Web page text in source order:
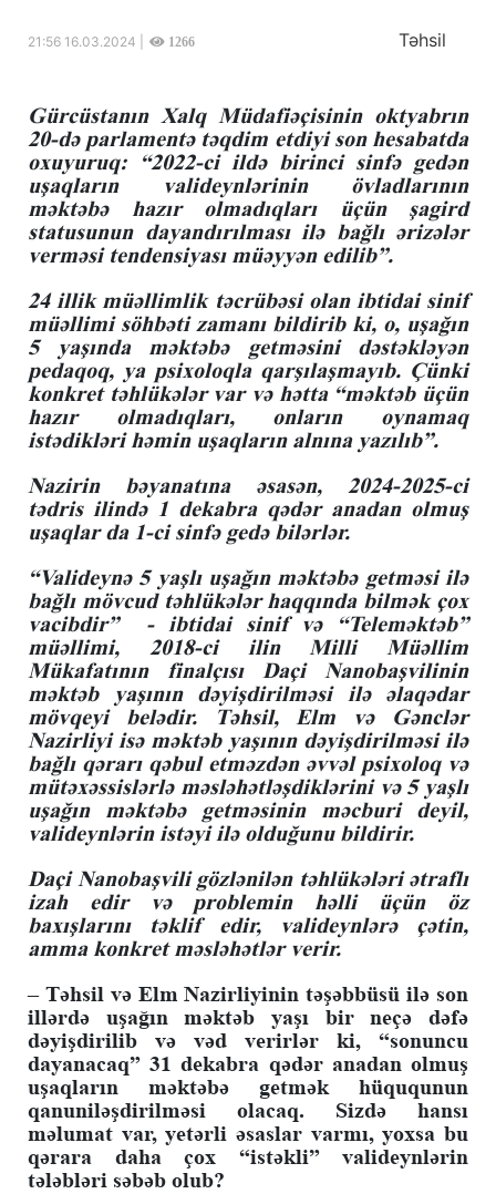
21:56 16.03.2024 | 1266 Təhsil
Gürcüstanın Xalq Müdafiəçisinin oktyabrın
20-də parlamentə təqdim etdiyi son hesabatda
oxuyuruq: “2022-ci ildə birinci sinfə gedən
uşaqların valideynlərinin övladlarının
məktəbə hazır olmadıqları üçün şagird
statusunun dayandırılması ilə bağlı ərizələr
verməsi tendensiyası müəyyən edilib”.
24 illik müəllimlik təcrübəsi olan ibtidai sinif
müəllimi söhbəti zamanı bildirib ki, o, uşağın
5 yaşında məktəbə getməsini dəstəkləyən
pedaqoq, ya psixoloqla qarşılaşmayıb. Çünki
konkret təhlükələr var və hətta “məktəb üçün
hazır olmadıqları, onların oynamaq
istədikləri həmin uşaqların alnına yazılıb”.
Nazirin bəyanatına əsasən, 2024-2025-ci
tədris ilində 1 dekabra qədər anadan olmuş
uşaqlar da 1-ci sinfə gedə bilərlər.
“Valideynə 5 yaşlı uşağın məktəbə getməsi ilə
bağlı mövcud təhlükələr haqqında bilmək çox
vacibdir” - ibtidai sinif və “Teleməktəb”
müəllimi, 2018-ci ilin Milli Müəllim
Mükafatının finalçısı Daçi Nanobaşvilinin
məktəb yaşının dəyişdirilməsi ilə əlaqədar
mövqeyi belədir. Təhsil, Elm və Gənclər
Nazirliyi isə məktəb yaşının dəyişdirilməsi ilə
bağlı qərarı qəbul etməzdən əvvəl psixoloq və
mütəxəssislərlə məsləhətləşdiklərini və 5 yaşlı
uşağın məktəbə getməsinin məcburi deyil,
valideynlərin istəyi ilə olduğunu bildirir.
Daçi Nanobaşvili gözlənilən təhlükələri ətraflı
izah edir və problemin həlli üçün öz
baxışlarını təklif edir, valideynlərə çətin,
amma konkret məsləhətlər verir.
– Təhsil və Elm Nazirliyinin təşəbbüsü ilə son
illərdə uşağın məktəb yaşı bir neçə dəfə
dəyişdirilib və vəd verirlər ki, “sonuncu
dayanacaq” 31 dekabra qədər anadan olmuş
uşaqların məktəbə getmək hüququnun
qanuniləşdirilməsi olacaq. Sizdə hansı
məlumat var, yetərli əsaslar varmı, yoxsa bu
qərara daha çox “istəkli” valideynlərin
tələbləri səbəb olub?